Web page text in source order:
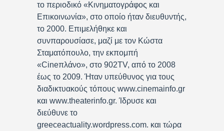
το περιοδικό «Κινηματογράφος και
Επικοινωνία», στο οποίο ήταν διευθυντής,
το 2000. Επιμελήθηκε και
συνπαρουσίασε, μαζί με τον Κώστα
Σταματόπουλο, την εκπομπή
«Cineπλάνο», στο 902TV, από το 2008
έως το 2009. Ήταν υπεύθυνος για τους
διαδικτυακούς τόπους www.cinemainfo.gr
και www.theaterinfo.gr. Ίδρυσε και
διεύθυνε το
greeceactuality.wordpress.com. και τώρα